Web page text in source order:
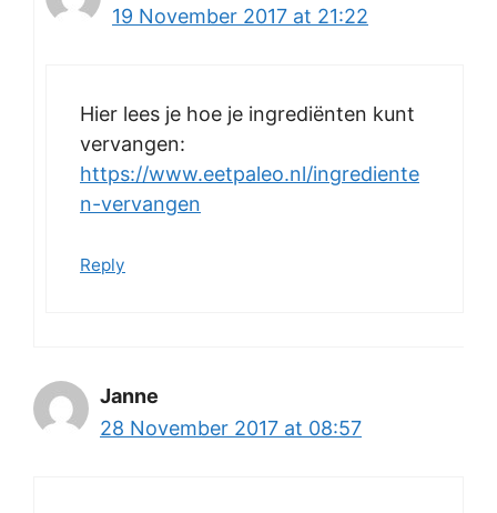
19 November 2017 at 21:22
Hier lees je hoe je ingrediënten kunt
vervangen:
https://www.eetpaleo.nl/ingrediente
n-vervangen
Reply
Janne
28 November 2017 at 08:57